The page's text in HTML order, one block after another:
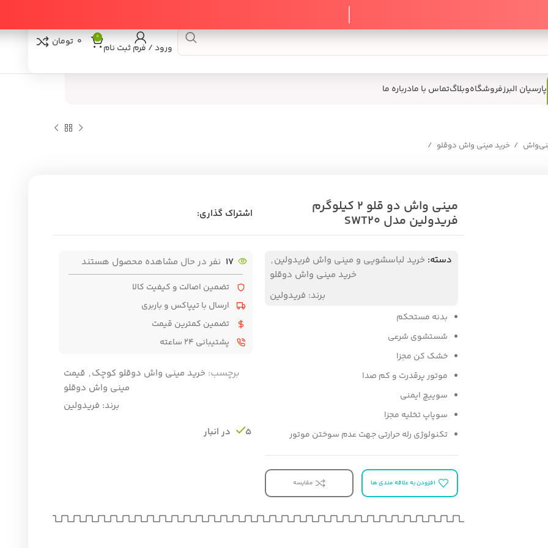
ورود / فرم ثبت نام تومان 0
وبلاگتماس با مادرباره ما
واش دوقلو
مینی واش دو قلو 2 کیلوگرم
فریدولین مدل SWT20
خرید لباسشویی و مینی واش فریدولین ,
خرید مینی واش دوقلو
بدنه مستحکم
شستشوی شرعی
خشک کن مجزا
موتور پرقدرت و کم صدا
سوپاپ تخلیه مجزا
تکنولوژی رله حرارتی جهت عدم سوختن موتور
افزودن به علاقه مندی ها مقایسه
17 نفر در حال مشاهده محصول هستند
تضمین اصالت و کیفیت کالا
ارسال با تیپاکس و باربری
تضمین کمترین قیمت
خرید مینی واش دوقلو کوچک, قیمت
مینی واش دوقلو
5 در انبار